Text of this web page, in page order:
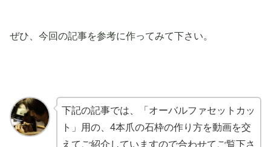
ぜひ、今回の記事を参考に作ってみて下さい。
下記の記事では、「オーバルファセットカッ
ト」用の、4本爪の石枠の作り方を動画を交
えてご紹介していますので合わせてご覧下さ